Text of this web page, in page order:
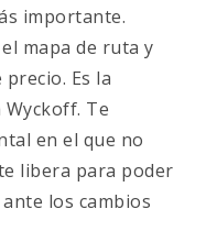
importante.
mapa de ruta y
Es la
Te
en el que no
libera para poder
los cambios